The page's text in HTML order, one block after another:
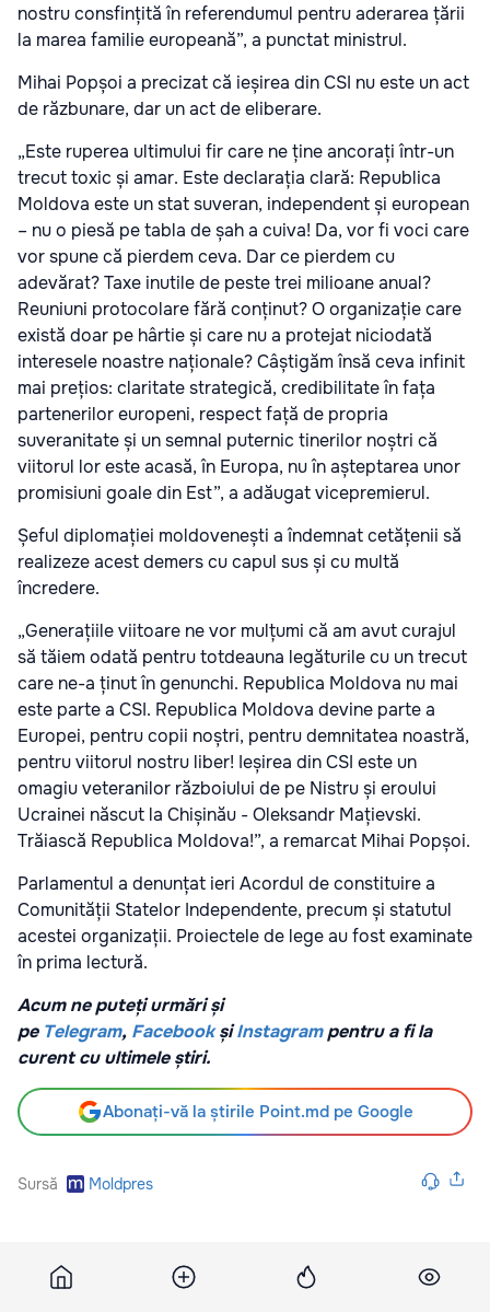
nostru consfințită în referendumul pentru aderarea țării
la marea familie europeană”, a punctat ministrul.
Mihai Popșoi a precizat că ieșirea din CSI nu este un act
de răzbunare, dar un act de eliberare.
„Este ruperea ultimului fir care ne ține ancorați într-un
trecut toxic și amar. Este declarația clară: Republica
Moldova este un stat suveran, independent și european
– nu o piesă pe tabla de șah a cuiva! Da, vor fi voci care
vor spune că pierdem ceva. Dar ce pierdem cu
adevărat? Taxe inutile de peste trei milioane anual?
Reuniuni protocolare fără conținut? O organizație care
există doar pe hârtie și care nu a protejat niciodată
interesele noastre naționale? Câștigăm însă ceva infinit
mai prețios: claritate strategică, credibilitate în fața
partenerilor europeni, respect față de propria
suveranitate și un semnal puternic tinerilor noștri că
viitorul lor este acasă, în Europa, nu în așteptarea unor
promisiuni goale din Est”, a adăugat vicepremierul.
Șeful diplomației moldovenești a îndemnat cetățenii să
realizeze acest demers cu capul sus și cu multă
încredere.
„Generațiile viitoare ne vor mulțumi că am avut curajul
să tăiem odată pentru totdeauna legăturile cu un trecut
care ne-a ținut în genunchi. Republica Moldova nu mai
este parte a CSI. Republica Moldova devine parte a
Europei, pentru copii noștri, pentru demnitatea noastră,
pentru viitorul nostru liber! Ieșirea din CSI este un
omagiu veteranilor războiului de pe Nistru și eroului
Ucrainei născut la Chișinău - Oleksandr Mațievski.
Trăiască Republica Moldova!”, a remarcat Mihai Popșoi.
Parlamentul a denunțat ieri Acordul de constituire a
Comunității Statelor Independente, precum și statutul
acestei organizații. Proiectele de lege au fost examinate
în prima lectură.
Acum ne puteți urmări și
pe Telegram, Facebook șiInstagrampentru a fi la
curent cu ultimele știri.
Abonați-vă la știrile Point.md pe Google
Sursă Moldpres